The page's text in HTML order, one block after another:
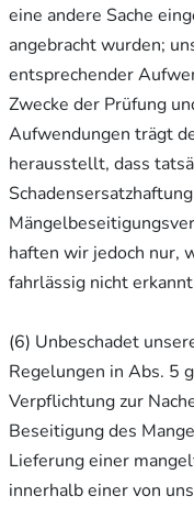
eine andere Sache
angebracht wurden;
entsprechender
Zwecke der Prüfung
Aufwendungen trägt
herausstellt, dass
haften wir jedoch nur,
fahrlässig nicht
(6) Unbeschadet
Regelungen in Abs. 5
Verpflichtung zur
Beseitigung des
Lieferung einer
innerhalb einer von